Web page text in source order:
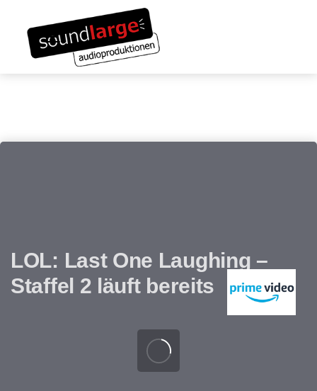
überspringen
Inhalt
springen
LOL: Last One Laughing –
Staffel 2 läuft bereits